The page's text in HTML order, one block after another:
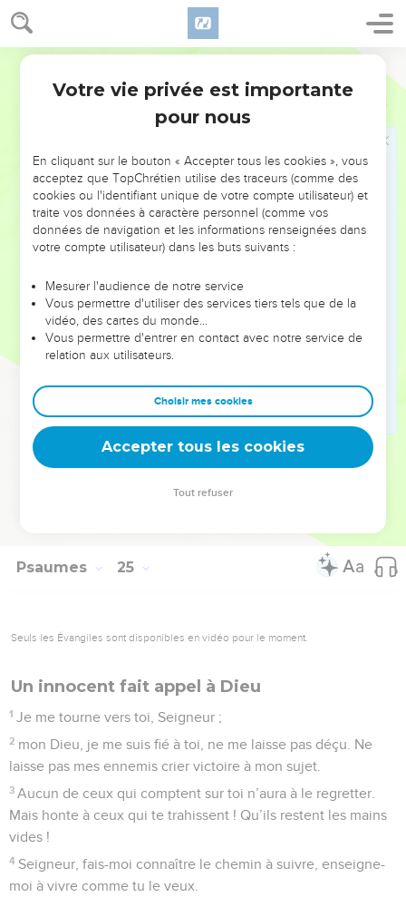
NE MANQUEZ PAS L’ÉVÉNEMENT
DE L’ANNÉE !
ET SI LEURS ERREURS POUVAIENT VOUS ÉVITER LES
VOTRES ?
leur foi ou leur vision. Mais on voit moins les doutes, les erreurs
et les saisons difficiles qu'ils ont traversés, alors même que ce
sont elles qui les ont façonnés.
Dans cette conférence, leaders, entrepreneurs, et responsables
clés pour avancer avec plus de sagesse afin que leurs erreurs
deviennent vos tremplins. Que vous guidiez un ministère, une
équipe, un groupe ou une famille, leur expérience est faite
Psaumes 24
Seuls les Évangiles sont disponibles en vidéo pour le moment.
Fais-moi connaître ta volonté et pardonne
mes torts
1 C’est au Seigneur qu’appartient le monde avec tout ce qu’il
contient, la terre avec ceux qui l’habitent.
2 C’est lui qui l’a fixée au-dessus des mers, et la maintient
au-dessus des flots.
3 – Qui sera admis à gravir la montagne du Seigneur et à se
tenir dans son saint temple ?
4 – Ceux qui ont gardé mains nettes et cœur pur, qui ne sont
Votre vie privée est importante
pour nous
En cliquant sur le bouton « Accepter tous les cookies », vous
acceptez que TopChrétien utilise des traceurs (comme des
cookies ou l'identifiant unique de votre compte utilisateur) et
traite vos données à caractère personnel (comme vos
données de navigation et les informations renseignées dans
votre compte utilisateur) dans les buts suivants :
Mesurer l'audience de notre service
Vous permettre d'utiliser des services tiers tels que de la
vidéo, des cartes du monde…
Vous permettre d'entrer en contact avec notre service de
relation aux utilisateurs.
Choisir mes cookies
Accepter tous les cookies
Tout refuser